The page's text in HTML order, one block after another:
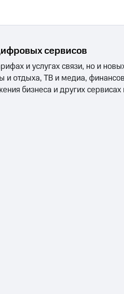
сервисов
и услугах связи, но и
отдыха, ТВ и медиа,
бизнеса и других